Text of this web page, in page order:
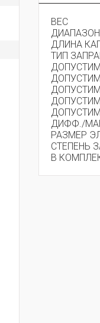
ВЕС
ДЛИНА
ТИП
ДИФФ./
РАЗМЕР
СТЕПЕНЬ
В